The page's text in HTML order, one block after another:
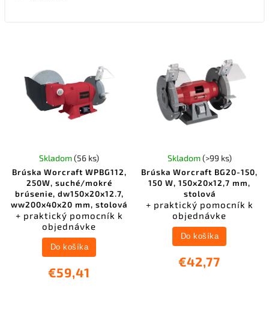
Brúska Worcraft WPBG112,
250W, suché/mokré
brúsenie, dw150x20x12.7,
ww200x40x20 mm, stolová
+ praktický pomocník k
objednávke
Skladom(56 ks)
€59,41
Do košíka
Brúska Worcraft BG20-150,
150 W, 150x20x12,7 mm,
stolová
+ praktický pomocník k
objednávke
Skladom(>99 ks)
€42,77
Do košíka